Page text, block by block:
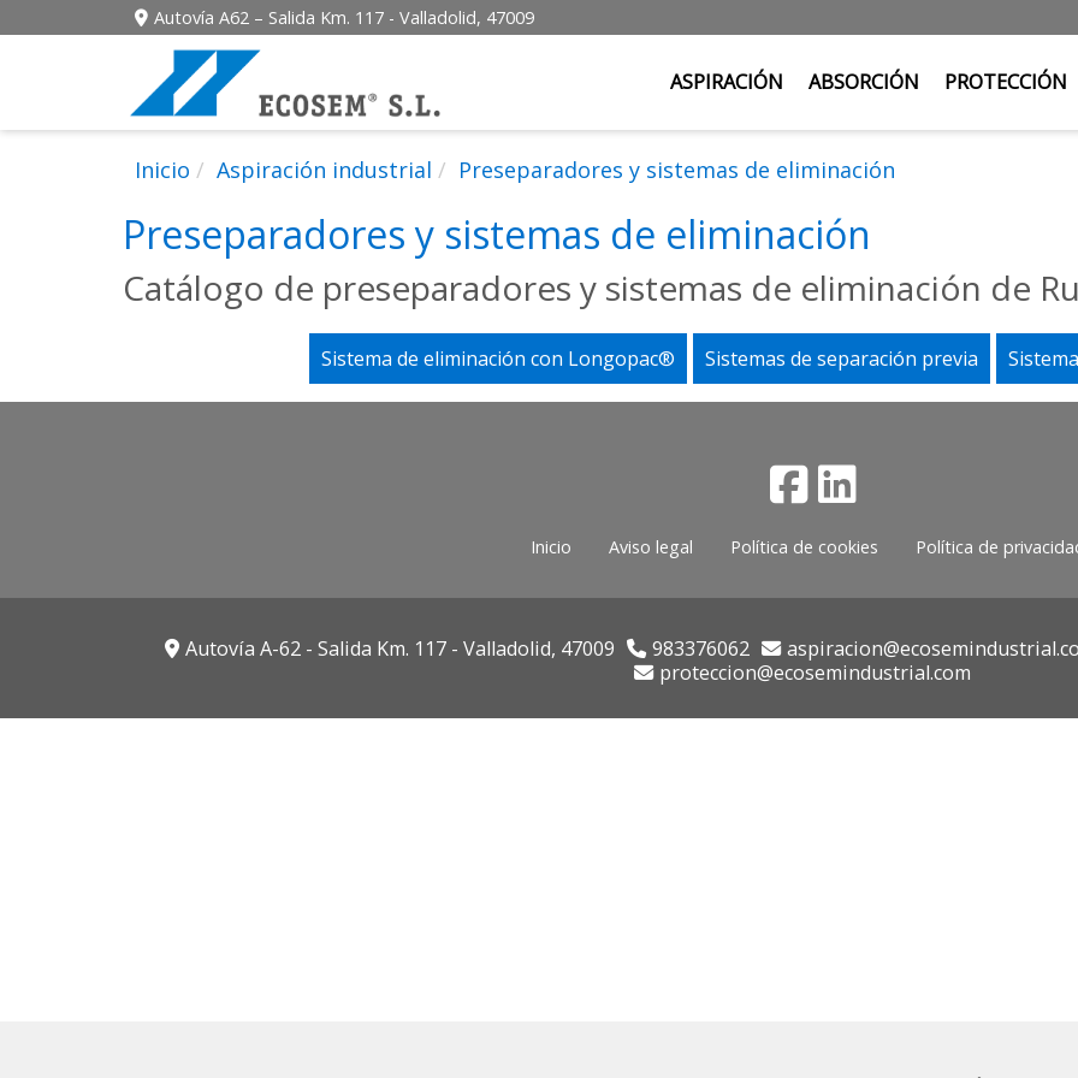
Autovía A62 – Salida Km. 117 - Valladolid, 47009
ASPIRACIÓN ABSORCIÓN PROTECCIÓN
Inicio Aspiración industrial Preseparadores y sistemas de eliminación
Preseparadores y sistemas de eliminación
Catálogo de preseparadores y sistemas de eliminación de
Sistema de eliminación con Longopac® Sistemas de separación previa
Inicio Aviso legal Política de cookies Política de
Autovía A-62 - Salida Km. 117 - Valladolid, 47009 983376062 aspiracion
proteccion
ecosemindustrial.com